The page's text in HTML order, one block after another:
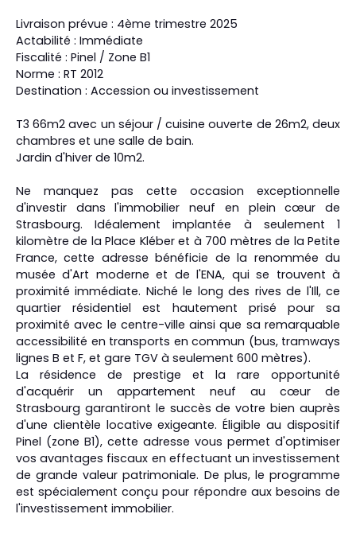
Livraison prévue : 4ème trimestre 2025
Actabilité : Immédiate
Fiscalité : Pinel / Zone B1
Norme : RT 2012
Destination : Accession ou investissement
T3 66m2 avec un séjour / cuisine ouverte de 26m2, deux
chambres et une salle de bain.
Jardin d'hiver de 10m2.
Ne manquez pas cette occasion exceptionnelle
d'investir dans l'immobilier neuf en plein cœur de
Strasbourg. Idéalement implantée à seulement 1
kilomètre de la Place Kléber et à 700 mètres de la Petite
France, cette adresse bénéficie de la renommée du
musée d'Art moderne et de l'ENA, qui se trouvent à
proximité immédiate. Niché le long des rives de l'Ill, ce
quartier résidentiel est hautement prisé pour sa
proximité avec le centre-ville ainsi que sa remarquable
accessibilité en transports en commun (bus, tramways
lignes B et F, et gare TGV à seulement 600 mètres).
La résidence de prestige et la rare opportunité
d'acquérir un appartement neuf au cœur de
Strasbourg garantiront le succès de votre bien auprès
d'une clientèle locative exigeante. Éligible au dispositif
Pinel (zone B1), cette adresse vous permet d'optimiser
vos avantages fiscaux en effectuant un investissement
de grande valeur patrimoniale. De plus, le programme
est spécialement conçu pour répondre aux besoins de
l'investissement immobilier.